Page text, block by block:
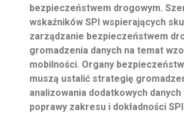
bezpieczeństwem drogowym.
wskaźników SPI wspierających
zarządzanie bezpieczeństwem
gromadzenia danych na temat
mobilności. Organy
muszą ustalić strategię
analizowania dodatkowych danych
poprawy zakresu i dokładności